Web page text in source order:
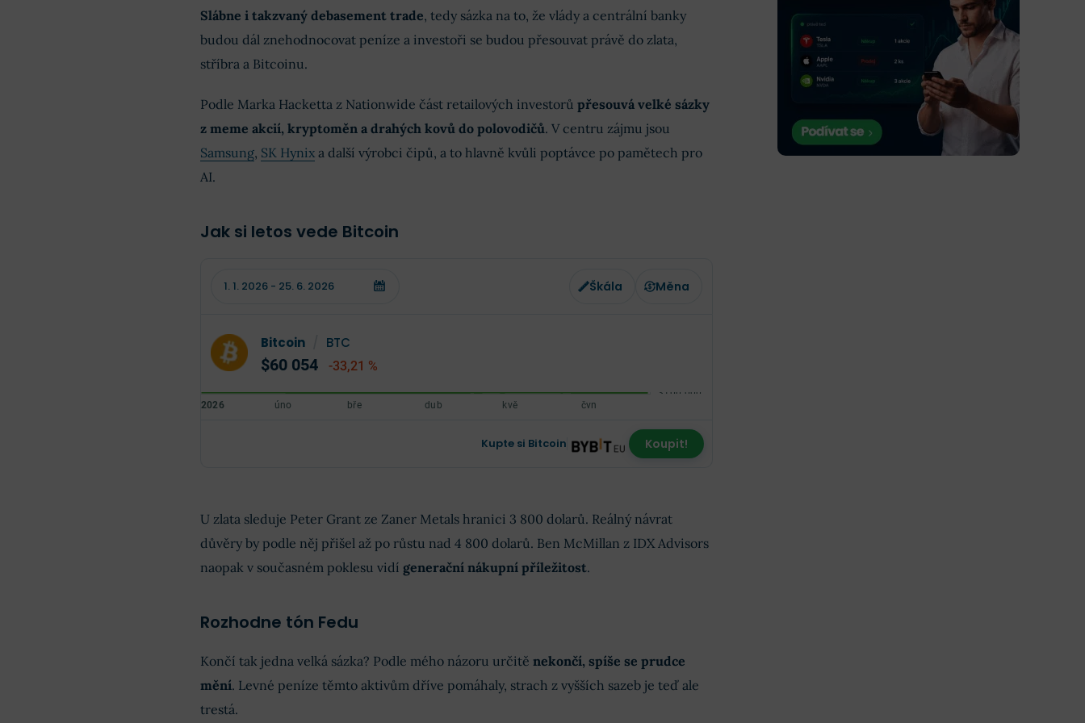
Slábne i takzvaný debasement trade, tedy sázka na to, že vlády a centrální banky
budou dál znehodnocovat peníze a investoři se budou přesouvat právě do zlata,
stříbra a Bitcoinu.
Podle Marka Hacketta z Nationwide část retailových investorů přesouvá velké sázky
z meme akcií, kryptoměn a drahých kovů do polovodičů. V centru zájmu jsou
Samsung, SK Hynixa další výrobci čipů, a to hlavně kvůli poptávce po pamětech pro
AI.
Jak si letos vede Bitcoin
Škála Měna
Bitcoin BTC
$60 054 -33,21 %
Kupte si Bitcoin Koupit!
U zlata sleduje Peter Grant ze Zaner Metals hranici 3 800 dolarů. Reálný návrat
důvěry by podle něj přišel až po růstu nad 4 800 dolarů. Ben McMillan z IDX Advisors
naopak v současném poklesu vidí generační nákupní příležitost.
Rozhodne tón Fedu
Končí tak jedna velká sázka? Podle mého názoru určitě nekončí, spíše se prudce
mění. Levné peníze těmto aktivům dříve pomáhaly, strach z vyšších sazeb je teď ale
trestá.